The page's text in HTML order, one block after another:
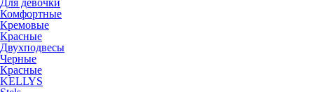
Для девочки
Комфортные
Кремовые
Красные
Двухподвесы
Черные
Красные
KELLYS